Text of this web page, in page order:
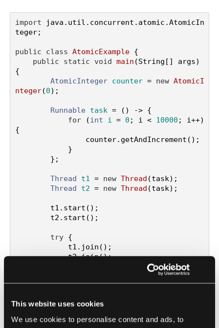
This website uses cookies
We use cookies to personalise content and ads, to
import java.util.concurrent.atomic.AtomicIn
teger;
public class AtomicExample {
public
static void main (String[] args)
{
AtomicInteger counter = new AtomicI
nteger(0);
Runnable task = () -> {
for ( int i = 0 ; i < 10000 ; i++)
{
Thread t1 = new Thread (task);
Thread
t2 = new Thread (task);
try {
            t2.join();
(InterruptedException e) {
        }
        System.out.println(
+ counter.get());
    }